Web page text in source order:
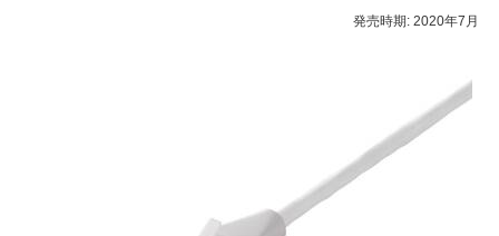
発売時期:2020年7月